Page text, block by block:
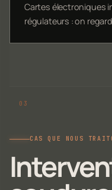
Cartes électroniques
régulateurs : on
CAS QUE NOUS